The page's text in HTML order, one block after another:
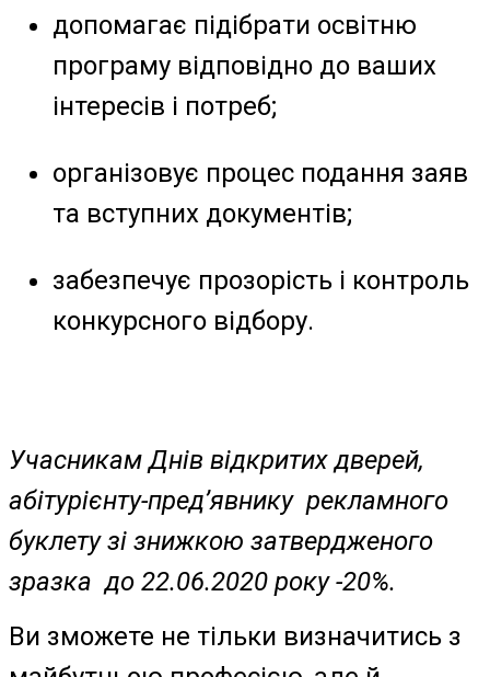
допомагає підібрати освітню
програму відповідно до ваших
інтересів і потреб;
організовує процес подання заяв
та вступних документів;
забезпечує прозорість і контроль
конкурсного відбору.
Учасникам Днів відкритих дверей,
абітурієнту-пред’явнику рекламного
буклету зі знижкою затвердженого
зразка до 22.06.2020 року -20%.
Ви зможете не тільки визначитись з